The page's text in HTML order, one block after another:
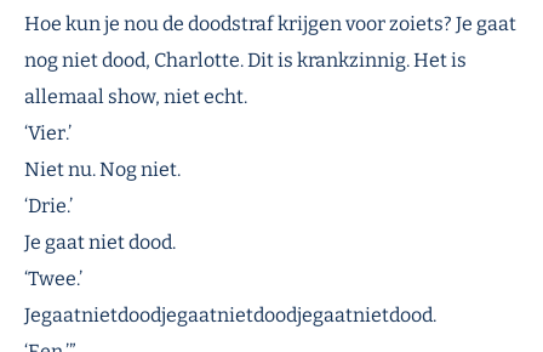
Hoe kun je nou de doodstraf krijgen voor zoiets? Je gaat
nog niet dood, Charlotte. Dit is krankzinnig. Het is
allemaal show, niet echt.
‘Vier.’
Niet nu. Nog niet.
‘Drie.’
Je gaat niet dood.
‘Twee.’
Jegaatnietdoodjegaatnietdoodjegaatnietdood.